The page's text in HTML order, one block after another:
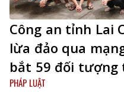
Công an tỉnh Lai
lừa đảo qua
bắt 59 đối tượng
PHÁP LUẬT